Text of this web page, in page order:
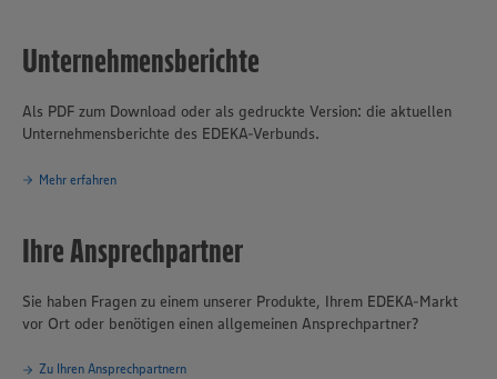
Unternehmensberichte
Als PDF zum Download oder als gedruckte Version: die aktuellen
Unternehmensberichte des EDEKA-Verbunds.
Mehr erfahren
Ihre Ansprechpartner
Sie haben Fragen zu einem unserer Produkte, Ihrem EDEKA-Markt
vor Ort oder benötigen einen allgemeinen Ansprechpartner?
Zu Ihren Ansprechpartnern